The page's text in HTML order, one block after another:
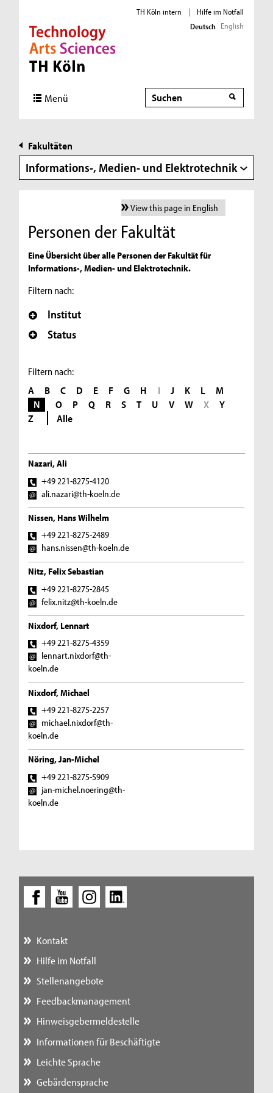
Direkt zur Hauptnavigation
Direkt zur Subnavigation
Direkt zum Inhalt
Direkt zum Fußbereich
TH Köln intern |
Hilfe im Notfall
Deutsch English
Menü Suche
Suche
Fakultäten
Informations-, Medien- und Elektrotechnik
View this page in English
Personen der Fakultät
Eine Übersicht über alle Personen der Fakultät für
Informations-, Medien- und Elektrotechnik.
Filtern nach:
Institut
Status
Filtern nach:
A B C D E F G H I J K L
M
N
O P Q R S T U V W X
Y
Z
Alle
Nazari, Ali
+49 221-8275-4120
ali.nazari@th-koeln.de
Nissen, Hans Wilhelm
+49 221-8275-2489
hans.nissen@th-koeln.de
Nitz, Felix Sebastian
+49 221-8275-2845
felix.nitz@th-koeln.de
Nixdorf, Lennart
+49 221-8275-4359
lennart.nixdorf@th-
koeln.de
Nixdorf, Michael
+49 221-8275-2257
michael.nixdorf@th-
koeln.de
Nöring, Jan-Michel
+49 221-8275-5909
jan-michel.noering@th-
koeln.de
Kontakt
Hilfe im Notfall
Stellenangebote
Feedbackmanagement
Hinweisgebermeldestelle
Informationen für Beschäftigte
Leichte Sprache
Gebärdensprache